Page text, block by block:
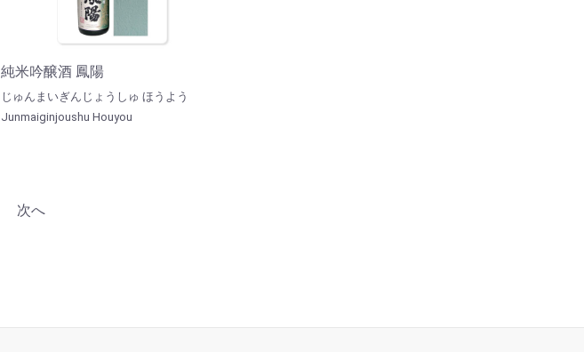
純米吟醸酒 鳳陽
じゅんまいぎんじょうしゅ ほうよう
Junmaiginjoushu Houyou
次へ